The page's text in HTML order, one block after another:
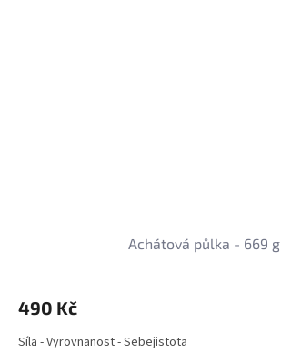
Achátová půlka - 669 g
490 Kč
Síla - Vyrovnanost - Sebejistota